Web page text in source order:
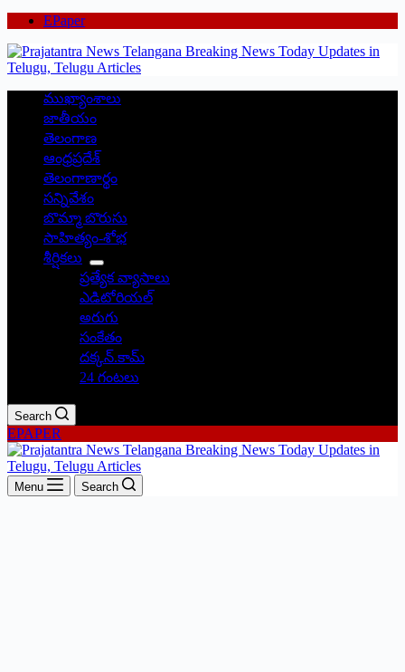
EPaper
ముఖ్యాంశాలు
జాతీయం
తెలంగాణ
ఆంధ్రప్రదేశ్
తెలంగాణార్థం
సన్నివేశం
బొమ్మా బొరుసు
సాహిత్యం-శోభ
శీర్షికలు
ప్రత్యేక వ్యాసాలు
ఎడిటోరియల్
అరుగు
సంకేతం
దక్కన్.కామ్
24 గంటలు
Search
EPAPER
Menu Search